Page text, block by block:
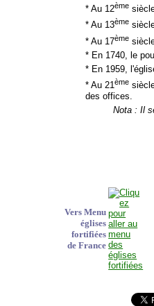
* Au 12ème
* Au 13ème
* Au 17ème
* En 1740, le
* En 1959,
* Au 21ème
des offices.
Nota : Il
Vers Menu
églises
fortifiées
de France